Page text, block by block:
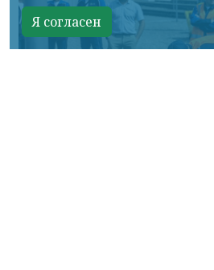
Я согласен